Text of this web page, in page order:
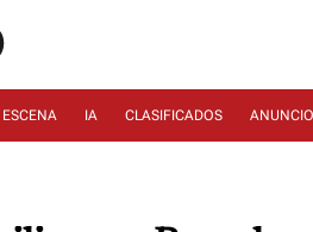
ESCENA IA CLASIFICADOS